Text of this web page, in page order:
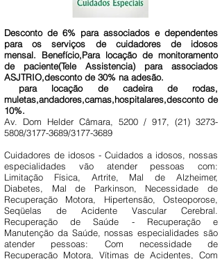
Desconto de 6% para associados e dependentes
para os serviços de cuidadores de idosos
mensal. Benefício,Para locação de monitoramento
de paciente(Tele Assistencia) para associados
ASJTRIO,desconto de 30% na adesão.
para locação de cadeira de rodas,
muletas,andadores,camas,hospitalares,desconto de
10%.
Av. Dom Helder Câmara, 5200 / 917, (21) 3273-
5808/3177-3689/3177-3689
Cuidadores de idosos - Cuidados a idosos, nossas
especialidades vão atender pessoas com:
Limitação Física, Artrite, Mal de Alzheimer,
Diabetes, Mal de Parkinson, Necessidade de
Recuperação Motora, Hipertensão, Osteoporose,
Seqüelas de Acidente Vascular Cerebral.
Recuperação de Saúde - Recuperação e
Manutenção da Saúde, nossas especialidades são
atender pessoas: Com necessidade de
Recuperação Motora, Vítimas de Acidentes, Com